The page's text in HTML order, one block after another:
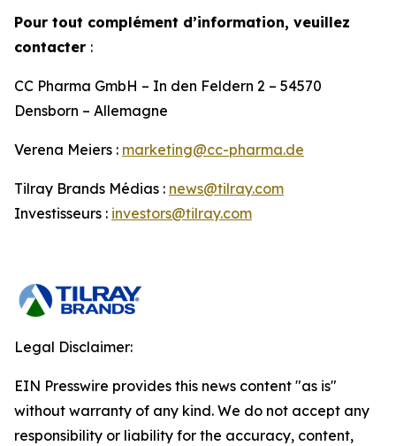
Pour tout complément d’information, veuillez
contacter :
CC Pharma GmbH – In den Feldern 2 – 54570
Densborn – Allemagne
Verena Meiers : marketing@cc-pharma.de
Tilray Brands Médias : news@tilray.com
Investisseurs : investors@tilray.com
Legal Disclaimer:
EIN Presswire provides this news content "as is"
without warranty of any kind. We do not accept any
responsibility or liability for the accuracy, content,